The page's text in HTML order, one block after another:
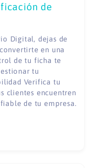
de
Digital, dejas de
en una
de tu ficha te
tu
Verifica tu
clientes encuentren
de tu empresa.